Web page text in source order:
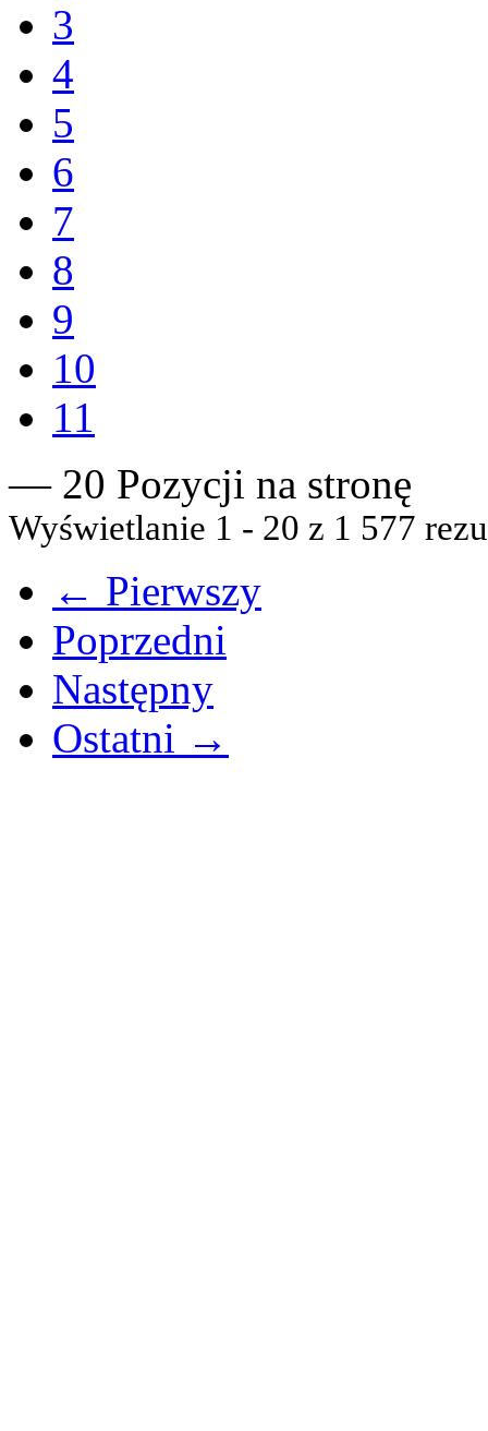
3
4
5
6
7
8
9
10
11
— 20 Pozycji na stronę
Wyświetlanie 1 - 20 z 1 577
← Pierwszy
Poprzedni
Następny
Ostatni →